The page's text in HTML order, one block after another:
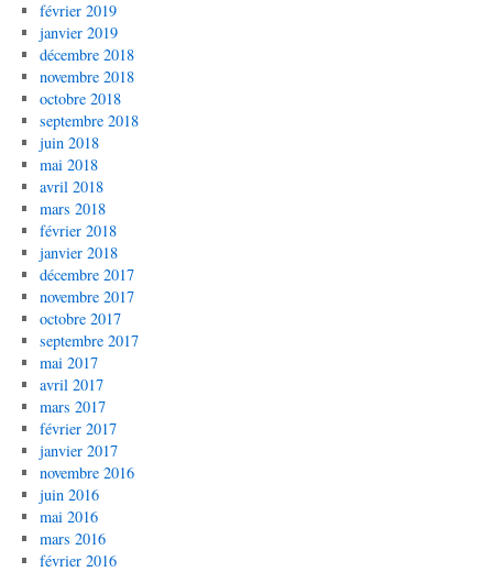
février 2019
janvier 2019
décembre 2018
novembre 2018
octobre 2018
septembre 2018
juin 2018
mai 2018
avril 2018
mars 2018
février 2018
janvier 2018
décembre 2017
novembre 2017
octobre 2017
septembre 2017
mai 2017
avril 2017
mars 2017
février 2017
janvier 2017
novembre 2016
juin 2016
mai 2016
mars 2016
février 2016